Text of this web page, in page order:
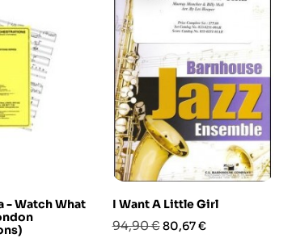
- Watch What
I Want A Little Girl
Prezzo
94,90 €Prezzo
80,67 €